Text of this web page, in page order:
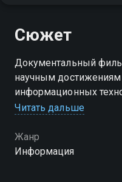
Сюжет
Документальный
научным достижениям
информационных
перспектив их
Читать дальше
Жанр
Информация